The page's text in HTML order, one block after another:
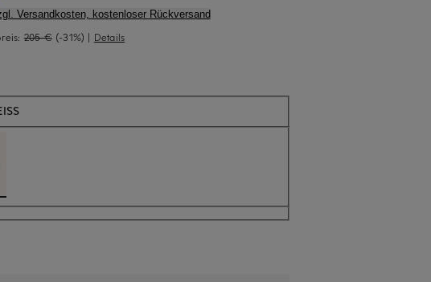
Versandkosten, kostenloser Rückversand
205 € (-31%) | Details